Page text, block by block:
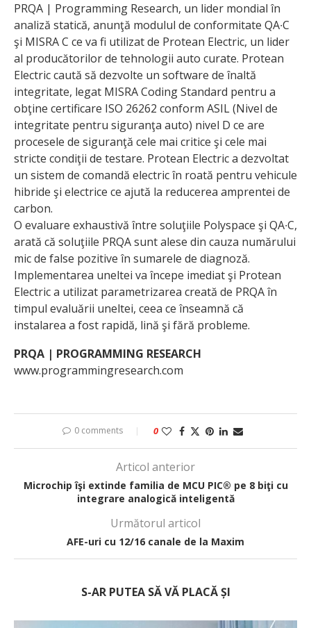
PRQA | Programming Research, un lider mondial în
analiză statică, anunţă modulul de conformitate QA∙C
şi MISRA C ce va fi utilizat de Protean Electric, un lider
al producătorilor de tehnologii auto curate. Protean
Electric caută să dezvolte un software de înaltă
integritate, legat MISRA Coding Standard pentru a
obţine certificare ISO 26262 conform ASIL (Nivel de
integritate pentru siguranţa auto) nivel D ce are
procesele de siguranţă cele mai critice şi cele mai
stricte condiţii de testare. Protean Electric a dezvoltat
un sistem de comandă electric în roată pentru vehicule
hibride şi electrice ce ajută la reducerea amprentei de
carbon.
O evaluare exhaustivă între soluţiile Polyspace şi QA∙C,
arată că soluţiile PRQA sunt alese din cauza numărului
mic de false pozitive în sumarele de diagnoză.
Implementarea uneltei va începe imediat şi Protean
Electric a utilizat parametrizarea creată de PRQA în
timpul evaluării uneltei, ceea ce înseamnă că
instalarea a fost rapidă, lină şi fără probleme.
PRQA | PROGRAMMING RESEARCH
www.programmingresearch.com
0 comments 0
Articol anterior
Microchip îşi extinde familia de MCU PIC® pe 8 biţi cu
integrare analogică inteligentă
Următorul articol
AFE-uri cu 12/16 canale de la Maxim
S-AR PUTEA SĂ VĂ PLACĂ ȘI